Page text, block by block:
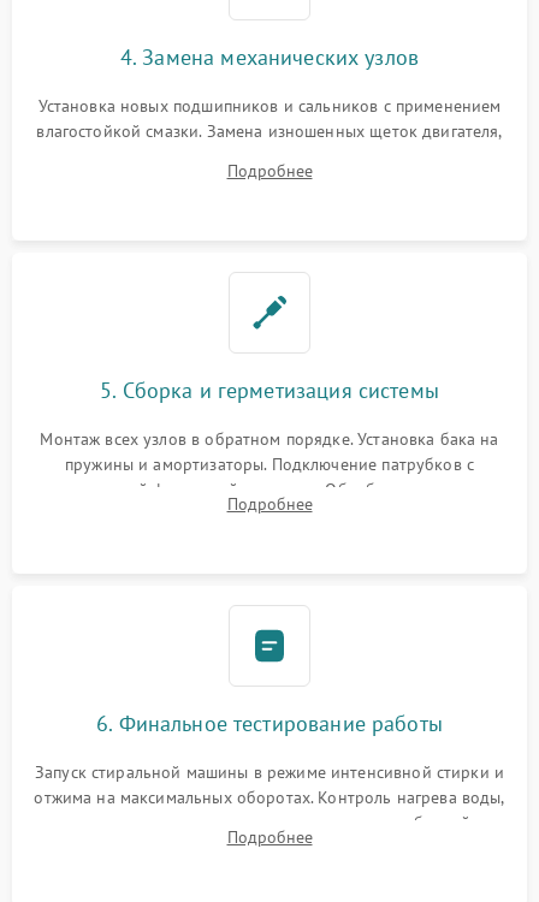
4. Замена механических узлов
Установка новых подшипников и сальников с применением
влагостойкой смазки. Замена изношенных щеток двигателя,
или поврежденной резиновой манжеты.
Подробнее
5. Сборка и герметизация системы
Монтаж всех узлов в обратном порядке. Установка бака на
пружины и амортизаторы. Подключение патрубков с
надежной фиксацией хомутами. Обработка стыков
герметиком для предотвращения возможных протечек воды.
Подробнее
6. Финальное тестирование работы
Запуск стиральной машины в режиме интенсивной стирки и
отжима на максимальных оборотах. Контроль нагрева воды,
корректности слива, отсутствия излишних вибраций,
посторонних стуков и протечек под корпусом.
Подробнее